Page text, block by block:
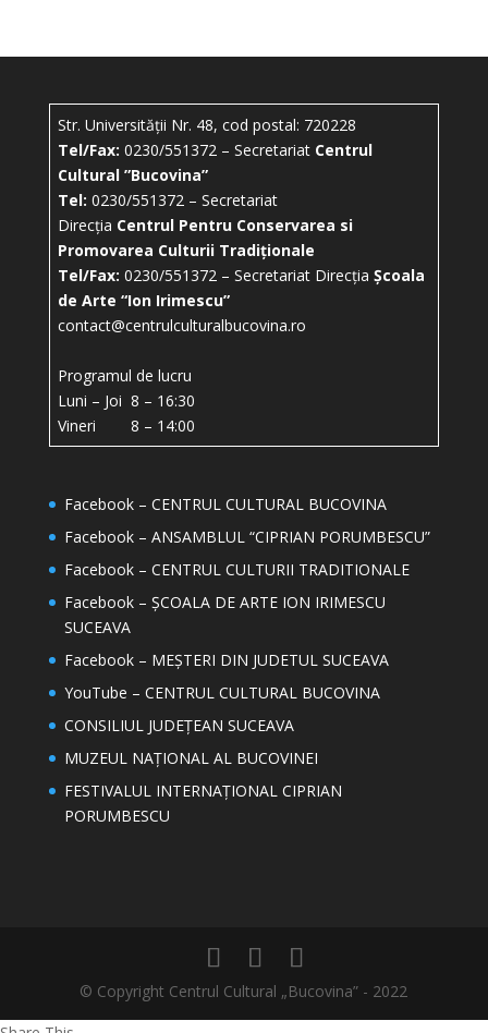
Str. Universității Nr. 48, cod postal: 720228
Tel/Fax: 0230/551372 – Secretariat Centrul
Cultural ”Bucovina”
Tel: 0230/551372 – Secretariat
Direcția Centrul Pentru Conservarea si
Promovarea Culturii Tradiționale
Tel/Fax: 0230/551372 – Secretariat Direcția Școala
de Arte “Ion Irimescu”
contact@centrulculturalbucovina.ro
Programul de lucru
Luni – Joi 8 – 16:30
Vineri 8 – 14:00
Facebook – CENTRUL CULTURAL BUCOVINA
Facebook – ANSAMBLUL “CIPRIAN PORUMBESCU”
Facebook – CENTRUL CULTURII TRADITIONALE
Facebook – ȘCOALA DE ARTE ION IRIMESCU
SUCEAVA
Facebook – MEȘTERI DIN JUDETUL SUCEAVA
YouTube – CENTRUL CULTURAL BUCOVINA
CONSILIUL JUDEȚEAN SUCEAVA
MUZEUL NAȚIONAL AL BUCOVINEI
FESTIVALUL INTERNAȚIONAL CIPRIAN
PORUMBESCU
© Copyright Centrul Cultural „Bucovina” - 2022